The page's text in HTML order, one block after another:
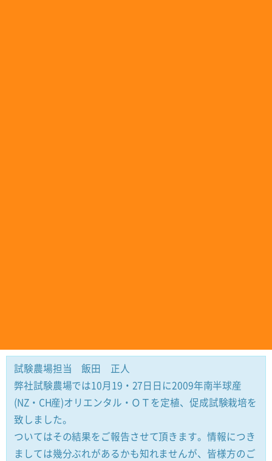
試験農場担当 飯田 正人
弊社試験農場では10月19・27日日に2009年南半球産
(NZ・CH産)オリエンタル・ＯＴを定植、促成試験栽培を
致しました。
ついてはその結果をご報告させて頂きます。情報につき
ましては幾分ぶれがあるかも知れませんが、皆様方のご